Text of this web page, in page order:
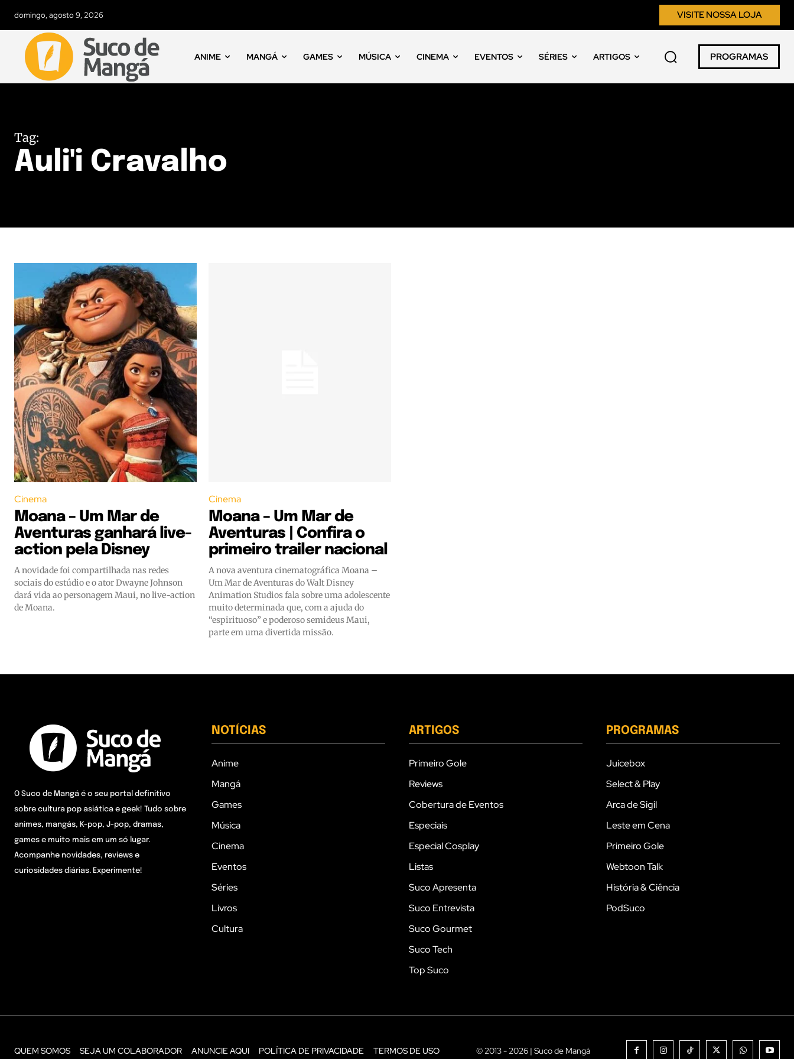
domingo, agosto 9, 2026 VISITE NOSSA LOJA
ANIME MANGÁ GAMES MÚSICA CINEMA EVENTOS SÉRIES ARTIGOS PROGRAMAS
Tag:
Auli'i Cravalho
Cinema
Moana – Um Mar de
Aventuras ganhará live-
action pela Disney
A novidade foi compartilhada nas redes
sociais do estúdio e o ator Dwayne Johnson
dará vida ao personagem Maui, no live-action
de Moana.
Cinema
Moana – Um Mar de
Aventuras | Confira o
primeiro trailer nacional
A nova aventura cinematográfica Moana –
Um Mar de Aventuras do Walt Disney
Animation Studios fala sobre uma adolescente
muito determinada que, com a ajuda do
“espirituoso” e poderoso semideus Maui,
parte em uma divertida missão.
O Suco de Mangá é o seu portal definitivo
sobre cultura pop asiática e geek! Tudo sobre
animes, mangás, K-pop, J-pop, dramas,
games e muito mais em um só lugar.
Acompanhe novidades, reviews e
curiosidades diárias. Experimente!
NOTÍCIAS
Anime
Mangá
Games
Música
Cinema
Eventos
Séries
Livros
Cultura
ARTIGOS
Primeiro Gole
Reviews
Cobertura de Eventos
Especiais
Especial Cosplay
Listas
Suco Apresenta
Suco Entrevista
Suco Gourmet
Suco Tech
Top Suco
PROGRAMAS
Juicebox
Select & Play
Arca de Sigil
Leste em Cena
Primeiro Gole
Webtoon Talk
História & Ciência
PodSuco
QUEM SOMOS SEJA UM COLABORADOR ANUNCIE AQUI POLÍTICA DE PRIVACIDADE TERMOS DE USO © 2013 - 2026 | Suco de Mangá